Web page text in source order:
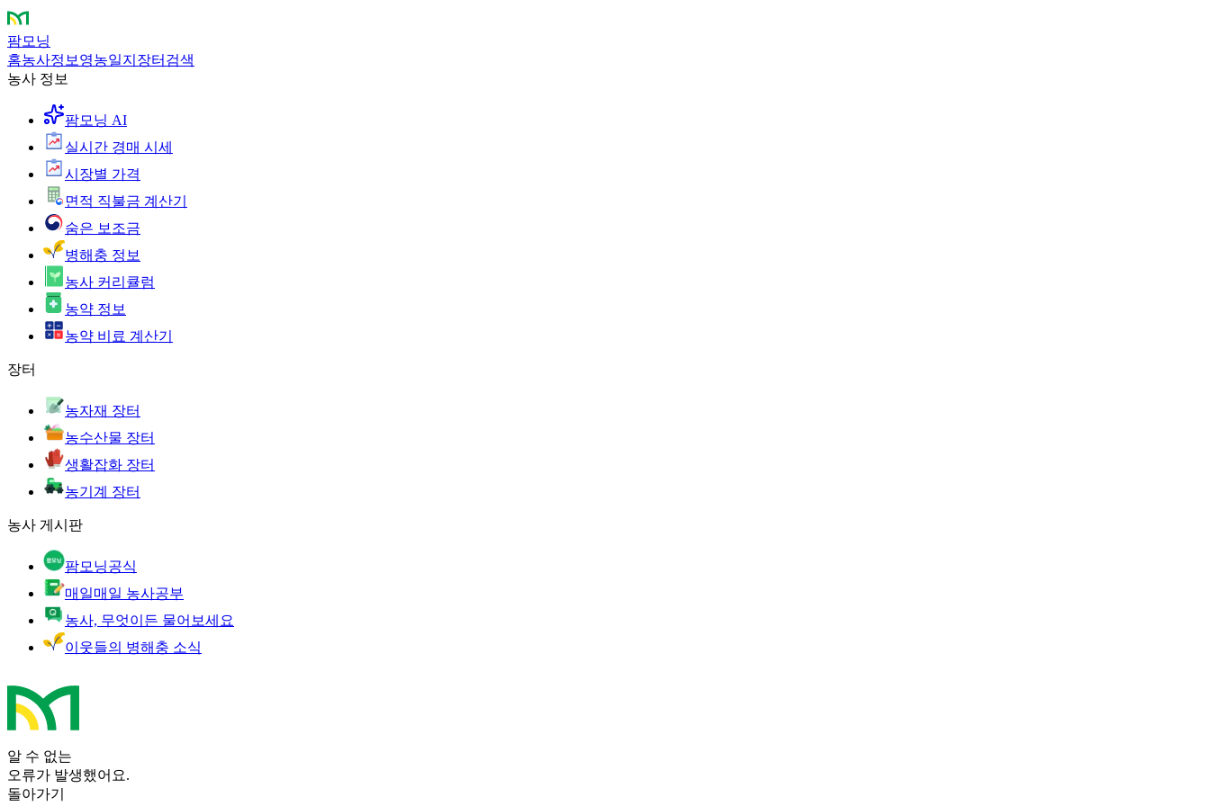
팜모닝
홈농사정보 영농일지 장터 검색
농사 정보
팜모닝 AI
실시간 경매 시세
시장별 가격
면적 직불금 계산기
숨은 보조금
병해충 정보
농사 커리큘럼
농약 정보
농약 비료 계산기
장터
농자재 장터
농수산물 장터
생활잡화 장터
농기계 장터
농사 게시판
팜모닝공식
매일매일 농사공부
농사, 무엇이든 물어보세요
이웃들의 병해충 소식
알 수 없는
오류가 발생했어요.
돌아가기